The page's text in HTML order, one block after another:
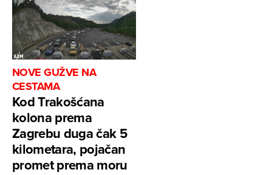
NOVE GUŽVE NA
CESTAMA
Kod Trakošćana
kolona prema
Zagrebu duga čak 5
kilometara, pojačan
promet prema moru